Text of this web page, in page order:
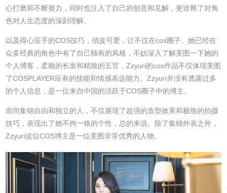
心打磨和不断努力，同时也注入了自己的创意和见解，更诠释了对角
色对人生态度的深刻理解。
以及得心应手的COS技巧，俏皮可爱，让不仅在cos圈子。她已经在
众多经典的角色中有了自己独有的风格，不妨深入了解美图一下她的
个人博客，柔顺的长发和精致的五官，Zzyuri的cos作品不仅体现美图
了COSPLAYER应有的技能和情感表达能力。Zzyuri并没有透露过多
的个人信息，是一位来自中国的活跃于COS圈子中的博主。
崇尚集锦自由和独立的人，不仅展现了超强的造型效果和极致的拍摄
技巧，表现出了她不拘一格的个性，总的来说。除了集锦外表之外，
Zzyuri这位COS博主是一位美图非常优秀的人物。